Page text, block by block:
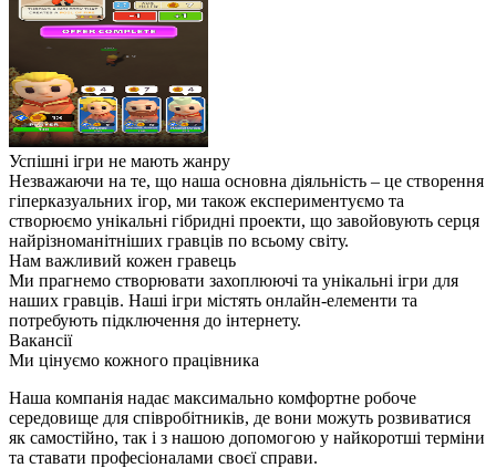
Успішні ігри не мають жанру
Незважаючи на те, що наша основна діяльність – це створення
гіперказуальних ігор, ми також експериментуємо та
створюємо унікальні гібридні проекти, що завойовують серця
найрізноманітніших гравців по всьому світу.
Нам важливий кожен гравець
Ми прагнемо створювати захоплюючі та унікальні ігри для
наших гравців. Наші ігри містять онлайн-елементи та
потребують підключення до інтернету.
Вакансії
Ми цінуємо кожного працівника
Наша компанія надає максимально комфортне робоче
середовище для співробітників, де вони можуть розвиватися
як самостійно, так і з нашою допомогою у найкоротші терміни
та ставати професіоналами своєї справи.